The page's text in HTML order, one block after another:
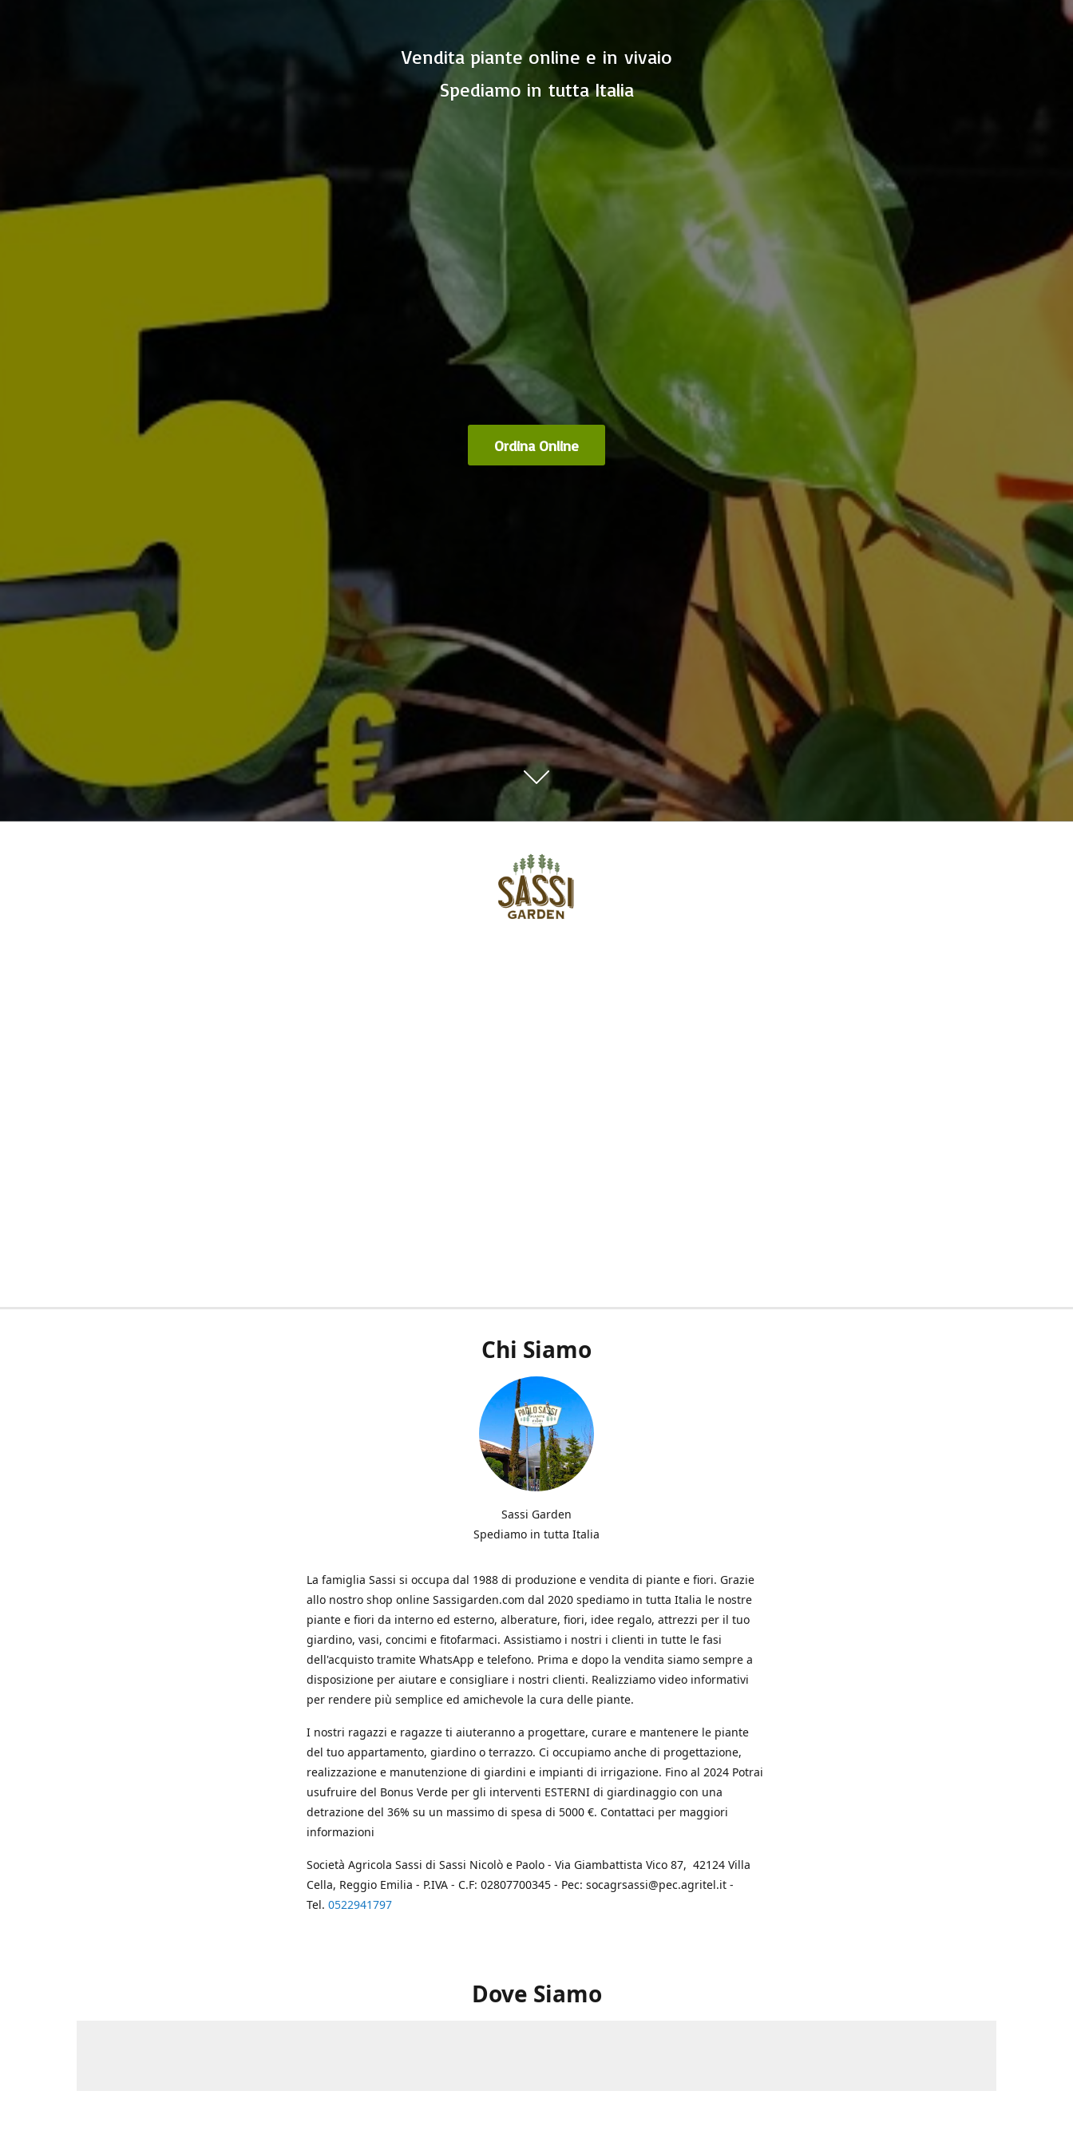
Vendita piante online e in vivaio
Spediamo in tutta Italia
Ordina Online
Chi Siamo
Sassi Garden
Spediamo in tutta Italia
La famiglia Sassi si occupa dal 1988 di produzione e vendita di piante e fiori. Grazie
allo nostro shop online Sassigarden.com dal 2020 spediamo in tutta Italia le nostre
piante e fiori da interno ed esterno, alberature, fiori, idee regalo, attrezzi per il tuo
giardino, vasi, concimi e fitofarmaci. Assistiamo i nostri i clienti in tutte le fasi
dell'acquisto tramite WhatsApp e telefono. Prima e dopo la vendita siamo sempre a
disposizione per aiutare e consigliare i nostri clienti. Realizziamo video informativi
per rendere più semplice ed amichevole la cura delle piante.
I nostri ragazzi e ragazze ti aiuteranno a progettare, curare e mantenere le piante
del tuo appartamento, giardino o terrazzo. Ci occupiamo anche di progettazione,
realizzazione e manutenzione di giardini e impianti di irrigazione. Fino al 2024 Potrai
usufruire del Bonus Verde per gli interventi ESTERNI di giardinaggio con una
detrazione del 36% su un massimo di spesa di 5000 €. Contattaci per maggiori
informazioni
Società Agricola Sassi di Sassi Nicolò e Paolo - Via Giambattista Vico 87, 42124 Villa
Cella, Reggio Emilia - P.IVA - C.F: 02807700345 - Pec: socagrsassi@pec.agritel.it -
Tel. 0522941797
Dove Siamo